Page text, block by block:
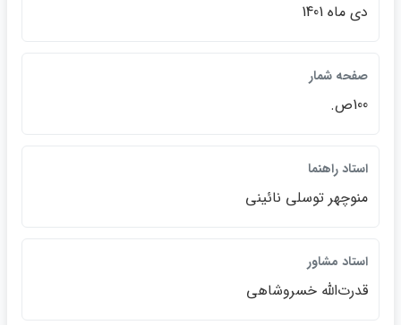
دي ‌ماه 1401
صفحه شمار
100ص.
استاد راهنما
منوچهر توسلي نائيني
استاد مشاور
قدرت‌الله خسروشاهي